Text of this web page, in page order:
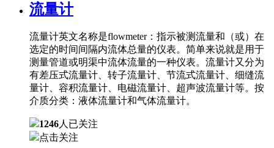
流量计
流量计英文名称是flowmeter：指示被测流量和（或）在
选定的时间间隔内流体总量的仪表。简单来说就是用于
测量管道或明渠中流体流量的一种仪表。流量计又分为
有差压式流量计、转子流量计、节流式流量计、细缝流
量计、容积流量计、电磁流量计、超声波流量计等。按
介质分类：液体流量计和气体流量计。
1246人已关注
点击关注